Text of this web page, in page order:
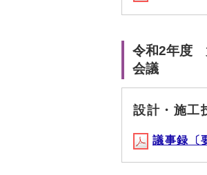
令和2年度
会議
設計・施工
議事録〔